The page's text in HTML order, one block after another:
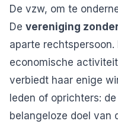
De vzw, om te
De vereniging
aparte
economische
verbiedt haar enige
leden of oprichters:
belangeloze doel van